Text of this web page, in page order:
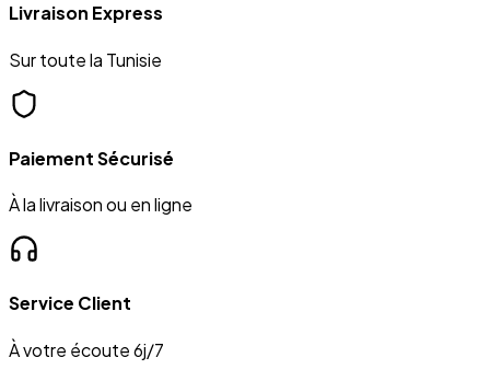
Livraison Express
Sur toute la Tunisie
Paiement Sécurisé
À la livraison ou en ligne
Service Client
À votre écoute 6j/7